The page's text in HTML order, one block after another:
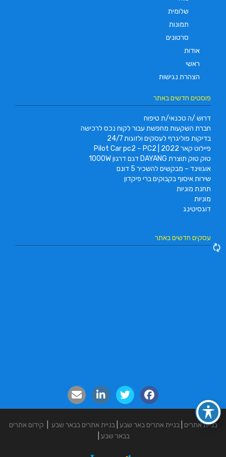
שלומית
תמונות
סרטונים
אודות
ראשי
הצהרת נגישות
פוסטים חדשים באתר
דרוש /ה טכנאי/ת טיפוח
חברת השקעות מחפשת עבור לקוח נכס לרכישה
בדיקות פוליגרף לעסקים ולזוגות 24/7
פיילוט קאר 2022 | Pilot Car pc2 – PC2
טוק טוק תוצרת DAYANG דגם דרגון 1000W
אוגווינד – מבקשים להשכיר 5 דונם
שירות איסוף בקבוקים ברי פיקדון
תחנת מוניות
מוניות
דוגסיטינג
עסקים חדשים באתר
בניית אתרים |בניית אתרים באר שבע |בניית אתרים בבאר שבע
קידום אתרים
בבאר שבע